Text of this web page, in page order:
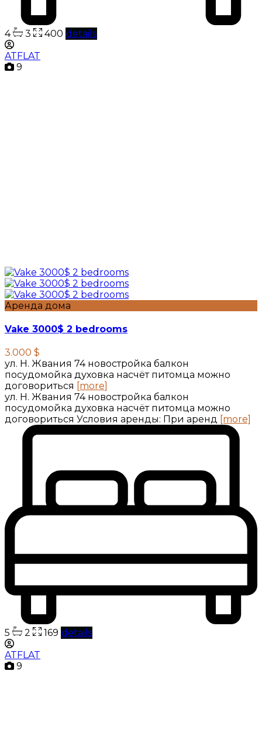
4 3 400 details
ATFLAT
9
Аренда дома
Vake 3000$ 2 bedrooms
3.000 $
ул. Н. Жвания 74 новостройка балкон
посудомойка духовка насчёт питомца можно
договориться
[more]
ул. Н. Жвания 74 новостройка балкон
посудомойка духовка насчёт питомца можно
договориться Условия аренды: При аренд [more]
5 2 169 details
ATFLAT
9